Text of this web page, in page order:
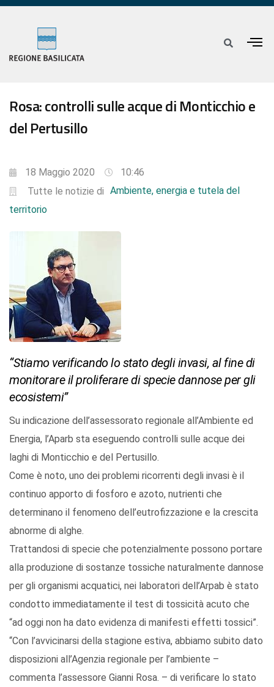
Rosa: controlli sulle acque di Monticchio e
del Pertusillo
18 Maggio 2020
10:46
Tutte le notizie di Ambiente, energia e tutela del
territorio
“Stiamo verificando lo stato degli invasi, al fine di
monitorare il proliferare di specie dannose per gli
ecosistemi”
Su indicazione dell’assessorato regionale all’Ambiente ed
Energia, l’Aparb sta eseguendo controlli sulle acque dei
laghi di Monticchio e del Pertusillo.
Come è noto, uno dei problemi ricorrenti degli invasi è il
continuo apporto di fosforo e azoto, nutrienti che
determinano il fenomeno dell’eutrofizzazione e la crescita
abnorme di alghe.
Trattandosi di specie che potenzialmente possono portare
alla produzione di sostanze tossiche naturalmente dannose
per gli organismi acquatici, nei laboratori dell’Arpab è stato
condotto immediatamente il test di tossicità acuto che
“ad oggi non ha dato evidenza di manifesti effetti tossici”.
“Con l’avvicinarsi della stagione estiva, abbiamo subito dato
disposizioni all’Agenzia regionale per l’ambiente –
commenta l’assessore Gianni Rosa. – di verificare lo stato